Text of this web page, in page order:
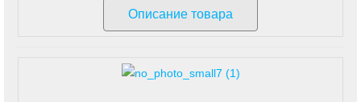
Описание товара